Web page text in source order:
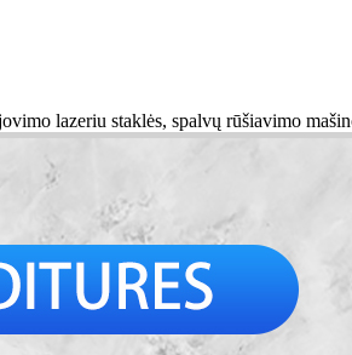
lazeriu staklės, spalvų rūšiavimo